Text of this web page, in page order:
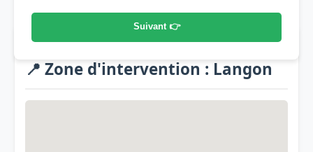
Suivant 👉
📍 Zone d'intervention : Langon